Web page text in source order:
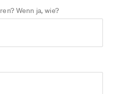
Wenn ja, wie?